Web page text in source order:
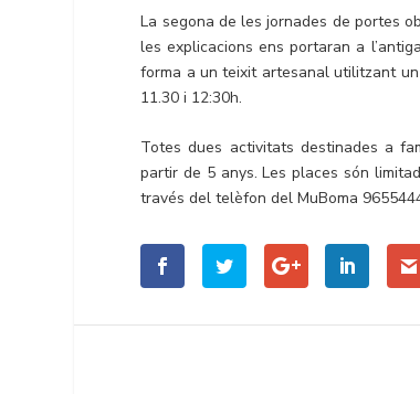
La segona de les jornades de portes
les explicacions ens portaran a
forma a un teixit artesanal utilitzant
11.30 i 12:30h.
Totes dues activitats destinades a
partir de 5 anys. Les places són
través del telèfon del MuBoma